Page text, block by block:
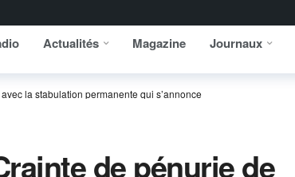
Actualités Magazine Journaux
la stabulation permanente qui s’annonce
de pénurie de